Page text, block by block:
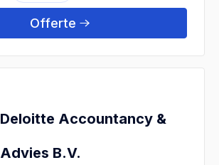
Offerte
Deloitte Accountancy &
Advies B.V.